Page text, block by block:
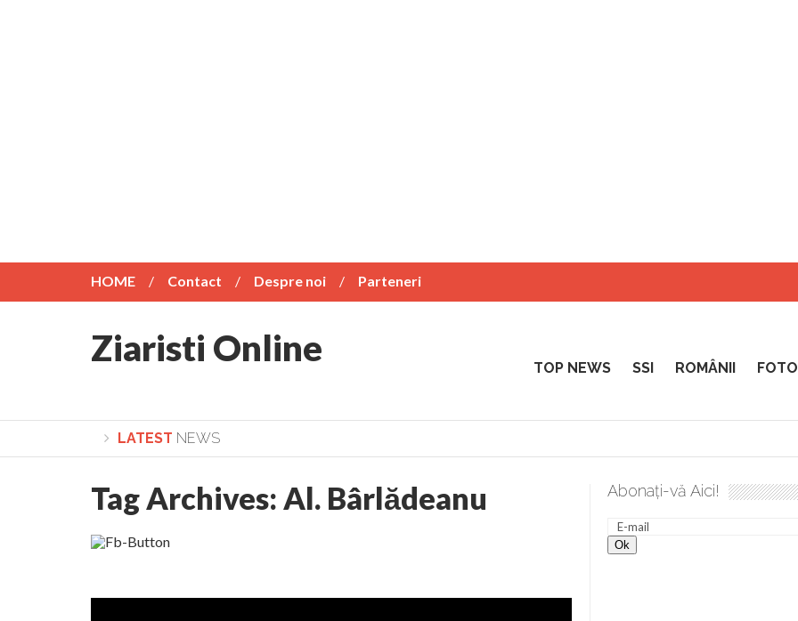
HOME Contact Despre noi Parteneri
Ziaristi Online TOP NEWS SSI ROMÂNII
LATEST NEWS
Lepădarea de sine și urmarea lui Hristos. Calea spre desăvârșire. Gând de duminică de Elena Solunca Moise
Tag Archives: Al. Bârlădeanu Abonați-vă Aici!